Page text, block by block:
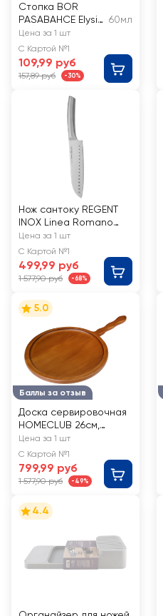
Стопка BOR
PASABAHCE Elysia,
60мл, Арт. 520242
SL
60мл
Цена за 1 шт
С Картой №1
109,99 руб
157,89 руб -30%
Нож сантоку REGENT
INOX Linea Romano
17/31см, Арт. 18-102
Цена за 1 шт
С Картой №1
499,99 руб
1 577,90 руб -68%
Баллы за отзыв
5.0
Доска сервировочная
HOMECLUB 26см,
дерево, Арт. WM-1
Цена за 1 шт
С Картой №1
799,99 руб
1 577,90 руб -49%
4.4